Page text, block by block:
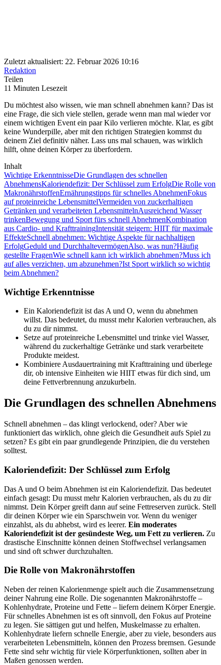
Zuletzt aktualisiert: 22. Februar 2026 10:16
Redaktion
Teilen
11 Minuten Lesezeit
Du möchtest also wissen, wie man schnell abnehmen kann? Das ist
eine Frage, die sich viele stellen, gerade wenn man mal wieder vor
einem wichtigen Event ein paar Kilo verlieren möchte. Klar, es gibt
keine Wunderpille, aber mit den richtigen Strategien kommst du
deinem Ziel definitiv näher. Lass uns mal schauen, was wirklich
hilft, ohne deinen Körper zu überfordern.
Inhalt
Wichtige ErkenntnisseDie Grundlagen des schnellen
AbnehmensKaloriendefizit: Der Schlüssel zum ErfolgDie Rolle von
MakronährstoffenErnährungstipps für schnelles AbnehmenFokus
auf proteinreiche LebensmittelVermeiden von zuckerhaltigen
Getränken und verarbeiteten LebensmittelnAusreichend Wasser
trinkenBewegung und Sport fürs schnell AbnehmenKombination
aus Cardio- und KrafttrainingIntensität steigern: HIIT für maximale
EffekteSchnell abnehmen: Wichtige Aspekte für nachhaltigen
ErfolgGeduld und DurchhaltevermögenAlso, was nun?Häufig
gestellte FragenWie schnell kann ich wirklich abnehmen?Muss ich
auf alles verzichten, um abzunehmen?Ist Sport wirklich so wichtig
beim Abnehmen?
Wichtige Erkenntnisse
Ein Kaloriendefizit ist das A und O, wenn du abnehmen
willst. Das bedeutet, du musst mehr Kalorien verbrauchen, als
du zu dir nimmst.
Setze auf proteinreiche Lebensmittel und trinke viel Wasser,
während du zuckerhaltige Getränke und stark verarbeitete
Produkte meidest.
Kombiniere Ausdauertraining mit Krafttraining und überlege
dir, ob intensive Einheiten wie HIIT etwas für dich sind, um
deine Fettverbrennung anzukurbeln.
Die Grundlagen des schnellen Abnehmens
Schnell abnehmen – das klingt verlockend, oder? Aber wie
funktioniert das wirklich, ohne gleich die Gesundheit aufs Spiel zu
setzen? Es gibt ein paar grundlegende Prinzipien, die du verstehen
solltest.
Kaloriendefizit: Der Schlüssel zum Erfolg
Das A und O beim Abnehmen ist ein Kaloriendefizit. Das bedeutet
einfach gesagt: Du musst mehr Kalorien verbrauchen, als du zu dir
nimmst. Dein Körper greift dann auf seine Fettreserven zurück. Stell
dir deinen Körper wie ein Sparschwein vor. Wenn du weniger
einzahlst, als du abhebst, wird es leerer. Ein moderates
Kaloriendefizit ist der gesündeste Weg, um Fett zu verlieren. Zu
drastische Einschnitte können deinen Stoffwechsel verlangsamen
und sind oft schwer durchzuhalten.
Die Rolle von Makronährstoffen
Neben der reinen Kalorienmenge spielt auch die Zusammensetzung
deiner Nahrung eine Rolle. Die sogenannten Makronährstoffe –
Kohlenhydrate, Proteine und Fette – liefern deinem Körper Energie.
Für schnelles Abnehmen ist es oft sinnvoll, den Fokus auf Proteine
zu legen. Sie sättigen gut und helfen, Muskelmasse zu erhalten.
Kohlenhydrate liefern schnelle Energie, aber zu viele, besonders aus
verarbeiteten Lebensmitteln, können den Prozess bremsen. Gesunde
Fette sind sehr wichtig für viele Körperfunktionen, sollten aber in
Maßen genossen werden.